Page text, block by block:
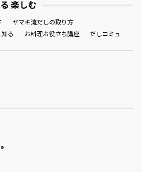
楽しむ
ヤマキ流だしの取り方
る
お料理お役立ち講座 だしコミュ